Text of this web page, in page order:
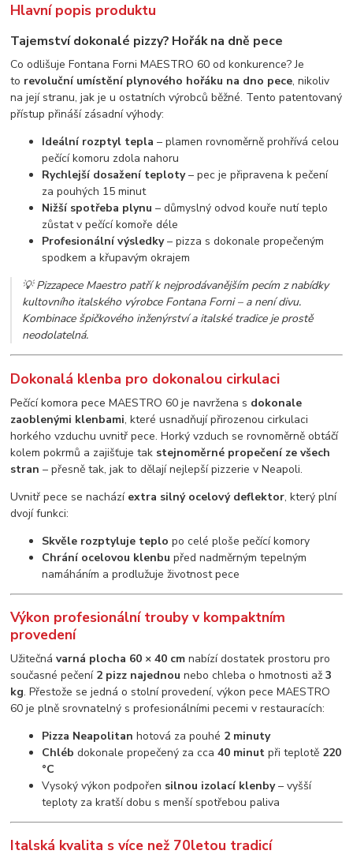
Hlavní popis produktu
Tajemství dokonalé pizzy? Hořák na dně pece
Co odlišuje Fontana Forni MAESTRO 60 od konkurence? Je
to revoluční umístění plynového hořáku na dno pece, nikoliv
na její stranu, jak je u ostatních výrobců běžné. Tento patentovaný
přístup přináší zásadní výhody:
Ideální rozptyl tepla – plamen rovnoměrně prohřívá celou
pečící komoru zdola nahoru
Rychlejší dosažení teploty– pec je připravena k pečení
za pouhých 15 minut
Nižší spotřeba plynu – důmyslný odvod kouře nutí teplo
zůstat v pečící komoře déle
Profesionální výsledky– pizza s dokonale propečeným
spodkem a křupavým okrajem
💡Pizzapece Maestro patří k nejprodávanějším pecím z nabídky
kultovního italského výrobce Fontana Forni – a není divu.
Kombinace špičkového inženýrství a italské tradice je prostě
neodolatelná.
Dokonalá klenba pro dokonalou cirkulaci
Pečící komora pece MAESTRO 60 je navržena s dokonale
zaoblenými klenbami, které usnadňují přirozenou cirkulaci
horkého vzduchu uvnitř pece. Horký vzduch se rovnoměrně obtáčí
kolem pokrmů a zajišťuje tak stejnoměrné propečení ze všech
stran – přesně tak, jak to dělají nejlepší pizzerie v Neapoli.
Uvnitř pece se nachází extra silný ocelový deflektor, který plní
dvojí funkci:
Skvěle rozptyluje teplo po celé ploše pečící komory
Chrání ocelovou klenbu před nadměrným tepelným
namáháním a prodlužuje životnost pece
Výkon profesionální trouby v kompaktním
provedení
Užitečnávarná plocha 60 × 40 cm nabízí dostatek prostoru pro
současné pečení 2 pizz najednou nebo chleba o hmotnosti až3
kg. Přestože se jedná o stolní provedení, výkon pece MAESTRO
60 je plně srovnatelný s profesionálními pecemi v restauracích:
Pizza Neapolitan hotová za pouhé 2 minuty
Chléb dokonale propečený za cca40 minut při teplotě 220
°C
Vysoký výkon podpořen silnou izolací klenby– vyšší
teploty za kratší dobu s menší spotřebou paliva
Italská kvalita s více než 70letou tradicí